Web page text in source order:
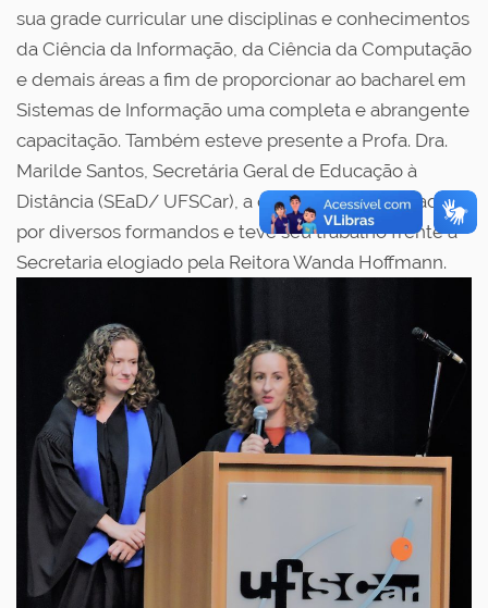
sua grade curricular une disciplinas e conhecimentos
da Ciência da Informação, da Ciência da Computação
e demais áreas a fim de proporcionar ao bacharel em
Sistemas de Informação uma completa e abrangente
capacitação. Também esteve presente a Profa. Dra.
Marilde Santos, Secretária Geral de Educação à
Distância (SEaD/ UFSCar), a qual foi homenageada
por diversos formandos e teve seu trabalho frente à
Secretaria elogiado pela Reitora Wanda Hoffmann.